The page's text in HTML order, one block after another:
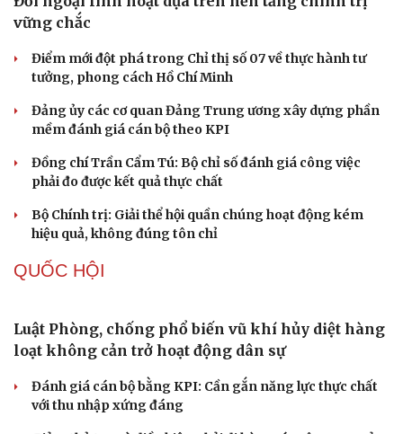
NHẬN DIỆN SỰ THẬT
chứng minh qua những số liệu cụ thể
Thực tiễn vận hành chính quyền ba cấp bác bỏ mọi luận
điệu xuyên tạc
Thủ đoạn xuyên tạc mới trên không gian mạng thời AI
Tự cảnh giác trước tâm lý đám đông khi dùng mạng xã
hội
XÂY DỰNG, CHỈNH ĐỐN ĐẢNG
Đối ngoại linh hoạt dựa trên nền tảng chính trị
vững chắc